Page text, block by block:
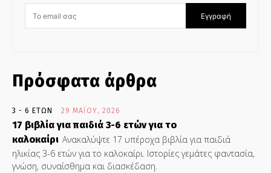
Εγγραφή
Πρόσφατα άρθρα
3 - 6 ΕΤΏΝ 29 ΜΑΪ́ΟΥ, 2026
17 βιβλία για παιδιά 3-6 ετών για το
καλοκαίρι Ανακαλύψτε 17 υπέροχα βιβλία για παιδιά
ηλικίας 3-6 ετών για το καλοκαίρι. Ιστορίες γεμάτες φαντασία,
γνώση, συναίσθημα και διασκέδαση.